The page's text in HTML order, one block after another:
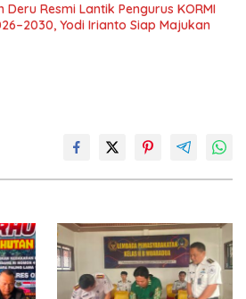
Resmi Lantik Pengurus KORMI
Yodi Irianto Siap Majukan